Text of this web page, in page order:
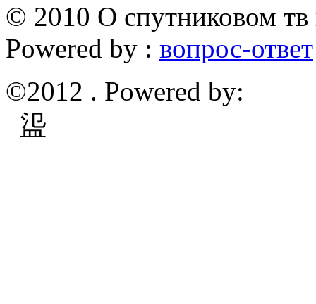
© 2010 О спутниковом тв
Powered by : вопрос-ответ
©2012 . Powered by:
䀀